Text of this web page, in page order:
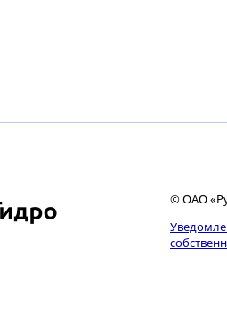
© ОАО